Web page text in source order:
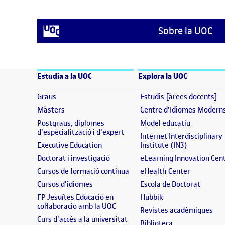
Sobre la UOC
Estudia a la UOC
Graus (s'obre en una finestra nova)
Màsters (s'obre en una finestra nova)
Postgraus, diplomes
d'especialització i d'expert(s'obre en una finestra nova)
Executive Education(s'obre en una finestra nova)
Doctorat i investigació(s'obre en una finestra nova)
Cursos de formació contínua (s'obre en una finestra nova)
Cursos d'idiomes (s'obre en una finestra nova)
FP Jesuïtes Educació en
col·laboració amb la UOC(s'obre en una finestra nova)
Curs d'accés a la universitat(s'obre en una finestra nova)
Explora la UOC
Estudis [àrees docents]
Centre d'Idiomes
Model educatiu(s'obre en
Internet Interdisciplinary
Institute (IN3)(s'obre en
eLearning Innovation
eHealth Center(s'obre en
Escola de Doctorat(s'obre
Hubbik(s'obre en una
Revistes acadèmiques